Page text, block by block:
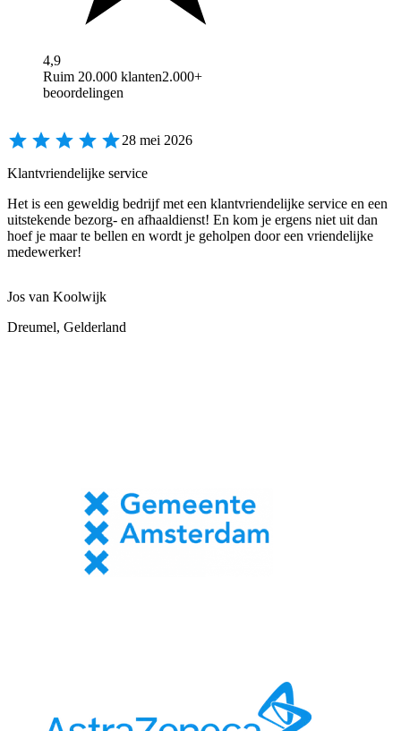
4,9
Ruim 20.000 klanten2.000+
beoordelingen
28 mei 2026
Klantvriendelijke service
Het is een geweldig bedrijf met een klantvriendelijke service en een
uitstekende bezorg- en afhaaldienst! En kom je ergens niet uit dan
hoef je maar te bellen en wordt je geholpen door een vriendelijke
medewerker!
Jos van Koolwijk
Dreumel, Gelderland